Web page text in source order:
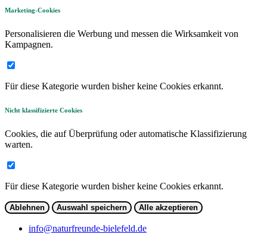
Marketing-Cookies
Personalisieren die Werbung und messen die Wirksamkeit von
Kampagnen.
Für diese Kategorie wurden bisher keine Cookies erkannt.
Nicht klassifizierte Cookies
Cookies, die auf Überprüfung oder automatische Klassifizierung
warten.
Für diese Kategorie wurden bisher keine Cookies erkannt.
Ablehnen Auswahl speichern Alle akzeptieren
info@naturfreunde-bielefeld.de